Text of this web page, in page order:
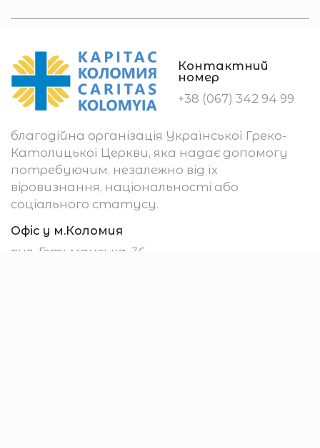
Контактний
номер
+38 (067) 342 94 99
благодійна організація Української Греко-
Католицької Церкви, яка надає допомогу
потребуючим, незалежно від їх
віровизнання, національності або
соціального статусу.
Офіс у м.Коломия
вул. Гетьманська, 36